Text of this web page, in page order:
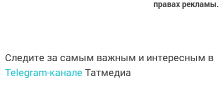
правах рекламы.
Следите за самым важным и интересным в
Telegram-канале Татмедиа